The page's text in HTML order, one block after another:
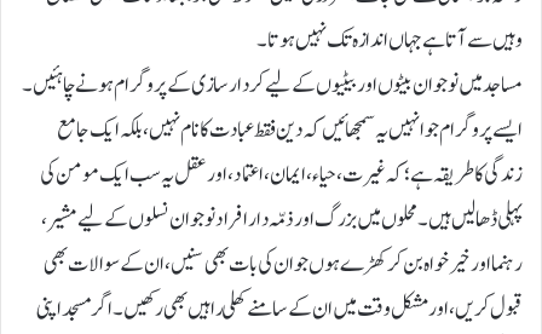
وہیں سے آتا ہے جہاں اندازہ تک نہیں ہوتا۔
مساجد میں نوجوان بیٹوں اور بیٹیوں کے لیے کردار سازی کے پروگرام ہونے چاہئیں۔
ایسے پروگرام جو انہیں یہ سمجھائیں کہ دین فقط عبادت کا نام نہیں، بلکہ ایک جامع
زندگی کا طریقہ ہے؛ کہ غیرت، حیاء، ایمان، اعتماد، اور عقل یہ سب ایک مومن کی
پہلی ڈھالیں ہیں۔ محلوں میں بزرگ اور ذمّہ دار افراد نوجوان نسلوں کے لیے مشیر،
رہنما اور خیرخواہ بن کر کھڑے ہوں جو ان کی بات بھی سنیں، ان کے سوالات بھی
قبول کریں، اور مشکل وقت میں ان کے سامنے کھلی راہیں بھی رکھیں۔ اگر مسجد اپنی